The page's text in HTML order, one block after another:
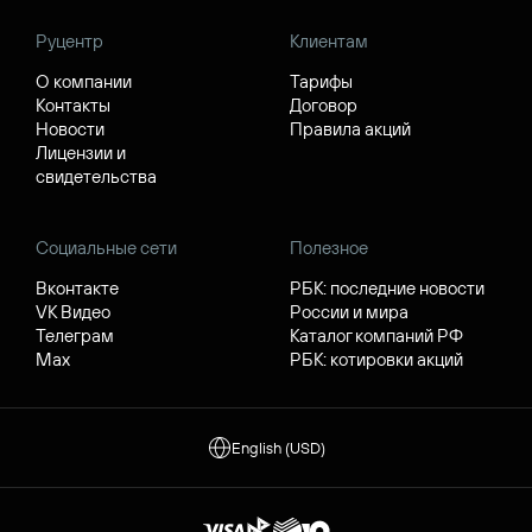
Руцентр
О компании
Контакты
Новости
Лицензии и
свидетельства
Клиентам
Тарифы
Договор
Правила акций
Социальные сети
Вконтакте
VK Видео
Телеграм
Max
Полезное
РБК: последние новости
России и мира
Каталог компаний РФ
РБК: котировки акций
English (USD)